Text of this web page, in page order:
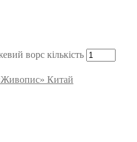
ворс кількість
Китай